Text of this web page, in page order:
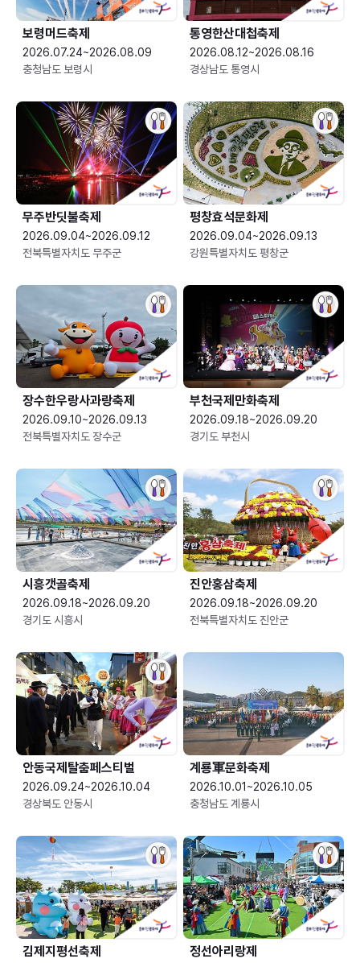
보령머드축제
2026.07.24~2026.08.09
충청남도 보령시
통영한산대첩축제
2026.08.12~2026.08.16
경상남도 통영시
무주반딧불축제
2026.09.04~2026.09.12
전북특별자치도 무주군
평창효석문화제
2026.09.04~2026.09.13
강원특별자치도 평창군
장수한우랑사과랑축제
2026.09.10~2026.09.13
전북특별자치도 장수군
부천국제만화축제
2026.09.18~2026.09.20
경기도 부천시
시흥갯골축제
2026.09.18~2026.09.20
경기도 시흥시
진안홍삼축제
2026.09.18~2026.09.20
전북특별자치도 진안군
안동국제탈춤페스티벌
2026.09.24~2026.10.04
경상북도 안동시
2026.10.01~2026.10.05
충청남도 계룡시
김제지평선축제 정선아리랑제